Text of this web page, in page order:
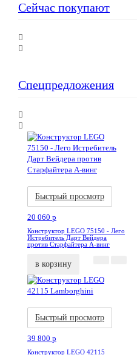
Сейчас покупают
Спецпредложения
Быстрый просмотр
20 060 p
Конструктор LEGO 75150 - Лего
Истребитель Дарт Вейдера
против Старфайтера А-винг
в корзину
Быстрый просмотр
39 800 p
Конструктор LEGO 42115